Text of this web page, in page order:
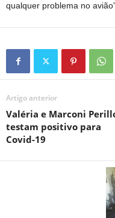
qualquer problema no
Artigo anterior
Valéria e Marconi
testam positivo para
Covid-19